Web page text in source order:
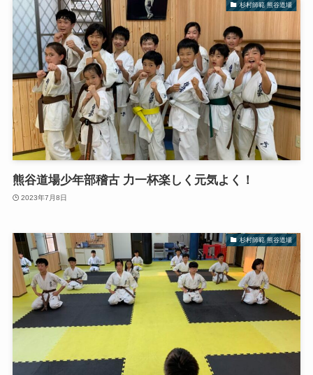
杉村師範 熊谷道場
熊谷道場少年部稽古 力一杯楽しく元気よく！
2023年7月8日
杉村師範 熊谷道場